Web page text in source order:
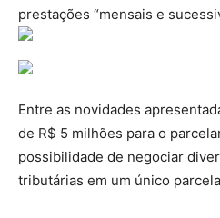
prestações “mensais e
Entre as novidades
de R$ 5 milhões para o
possibilidade de negociar
tributárias em um único